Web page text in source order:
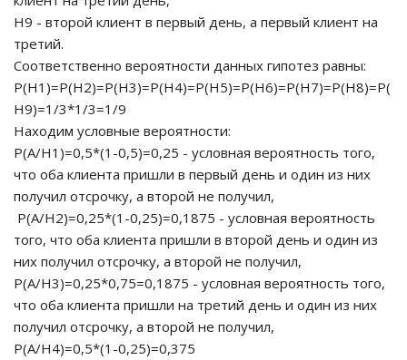
Н9 - второй клиент в первый день, а первый клиент на
третий.
Соответственно вероятности данных гипотез равны:
Р(Н1)=Р(Н2)=Р(Н3)=Р(Н4)=Р(Н5)=Р(Н6)=Р(Н7)=Р(Н8)=Р(
Н9)=1/3*1/3=1/9
Находим условные вероятности:
Р(А/Н1)=0,5*(1-0,5)=0,25 - условная вероятность того,
что оба клиента пришли в первый день и один из них
получил отсрочку, а второй не получил,
Р(А/Н2)=0,25*(1-0,25)=0,1875 - условная вероятность
того, что оба клиента пришли в второй день и один из
них получил отсрочку, а второй не получил,
Р(А/Н3)=0,25*0,75=0,1875 - условная вероятность того,
что оба клиента пришли на третий день и один из них
получил отсрочку, а второй не получил,
Р(А/Н4)=0,5*(1-0,25)=0,375